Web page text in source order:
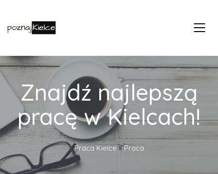
Znajdź najlepszą
pracę w Kielcach!
Praca Kielce»Praca